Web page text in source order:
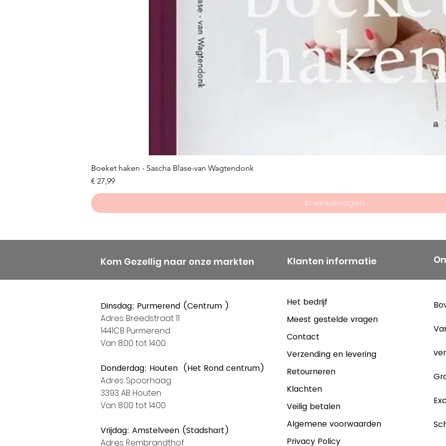
Boeket haken - Sascha Blase-van Wagtendonk
Prijs
€ 27,99
In winkelwagen
Kom Gezellig naar onze markten Klanten informatie
Dinsdag: Purmerend (Centrum )
Adres: Breedstraat 11
1441CB Purmerend
Van 8:00 tot 14:00
Donderdag: Houten (Het Rond centrum)
Adres: Spoorhaag
3393 AB Houten
Van 8:00 tot 14:00
Vrijdag: Amstelveen (Stadshart)
Adres: Rembrandthof
Het bedrijf
Meest gestelde vragen
Contact
Verzending en levering
Retourneren
Klachten
Veilig betalen
Algemene voorwaarden
Privacy Policy